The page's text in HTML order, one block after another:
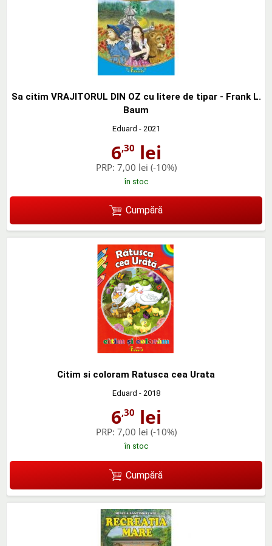
Sa citim VRAJITORUL DIN OZ cu litere de tipar - Frank L.
Baum
Eduard - 2021
6,30 lei
PRP: 7,00 lei (-10%)
în stoc
Cumpără
Citim si coloram Ratusca cea Urata
Eduard - 2018
6,30 lei
PRP: 7,00 lei (-10%)
în stoc
Cumpără